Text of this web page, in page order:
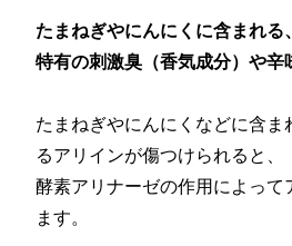
たまねぎやにんにくに含まれる、
特有の刺激臭（香気成分）や辛
たまねぎやにんにくなどに含ま
るアリインが傷つけられると、
酵素アリナーゼの作用によって
ます。